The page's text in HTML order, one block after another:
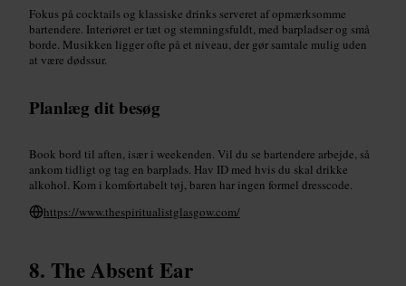
Fokus på cocktails og klassiske drinks serveret af opmærksomme
bartendere. Interiøret er tæt og stemningsfuldt, med barpladser og små
borde. Musikken ligger ofte på et niveau, der gør samtale mulig uden
at være dødssur.
Planlæg dit besøg
Book bord til aften, især i weekenden. Vil du se bartendere arbejde, så
ankom tidligt og tag en barplads. Hav ID med hvis du skal drikke
alkohol. Kom i komfortabelt tøj, baren har ingen formel dresscode.
https://www.thespiritualistglasgow.com/
The Absent Ear